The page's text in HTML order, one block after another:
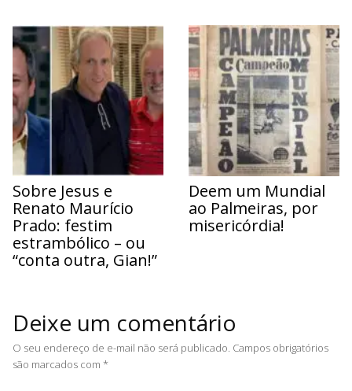
Sobre Jesus e
Renato Maurício
Prado: festim
estrambólico – ou
“conta outra, Gian!”
Deem um Mundial
ao Palmeiras, por
misericórdia!
Deixe um comentário
O seu endereço de e-mail não será publicado. Campos obrigatórios
são marcados com *